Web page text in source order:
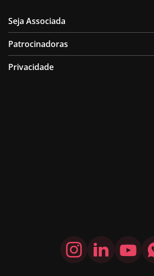
Seja Associada
Patrocinadoras
Privacidade